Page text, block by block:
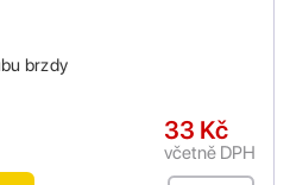
brzdy
33 Kč
včetně DPH